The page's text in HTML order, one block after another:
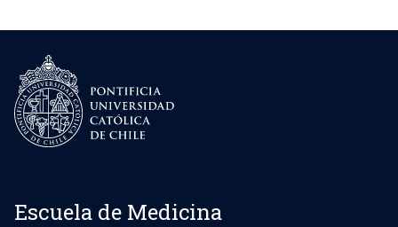
Escuela de Medicina